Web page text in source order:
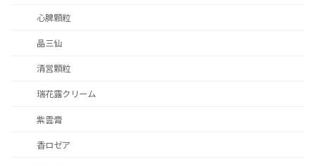
心脾顆粒
晶三仙
清営顆粒
瑞花露クリーム
紫雲膏
香ロゼア